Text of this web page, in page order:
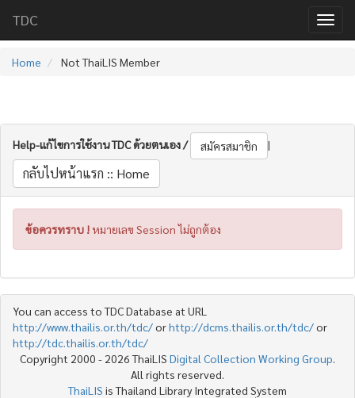
TDC
Home Not ThaiLIS Member
Help-แก้ไขการใช้งาน TDC ด้วยตนเอง / สมัครสมาชิก |
กลับไปหน้าแรก :: Home
ข้อควรทราบ ! หมายเลข Session ไม่ถูกต้อง
You can access to TDC Database at URL
http://www.thailis.or.th/tdc/orhttp://dcms.thailis.or.th/tdc/or
http://tdc.thailis.or.th/tdc/
Copyright 2000 - 2026 ThaiLIS Digital Collection Working Group.
All rights reserved.
ThaiLIS is Thailand Library Integrated System